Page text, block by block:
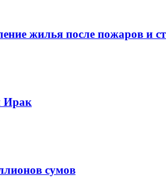
жилья после пожаров и
Ирак
сумов